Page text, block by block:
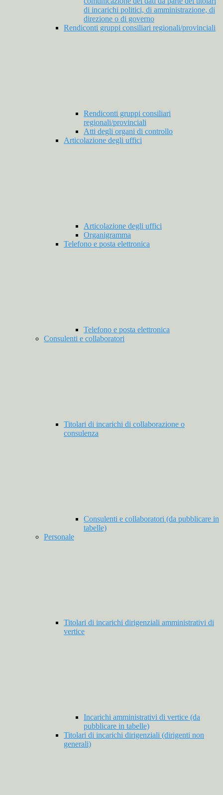
di incarichi politici, di amministrazione, di
direzione o di governo
Rendiconti gruppi consiliari regionali/provinciali
Rendiconti gruppi consiliari
regionali/provinciali
Atti degli organi di controllo
Articolazione degli uffici
Articolazione degli uffici
Organigramma
Telefono e posta elettronica
Telefono e posta elettronica
Consulenti e collaboratori
Titolari di incarichi di collaborazione o
consulenza
Consulenti e collaboratori (da pubblicare in
tabelle)
Personale
Titolari di incarichi dirigenziali amministrativi di
vertice
Incarichi amministrativi di vertice (da
pubblicare in tabelle)
Titolari di incarichi dirigenziali (dirigenti non
generali)